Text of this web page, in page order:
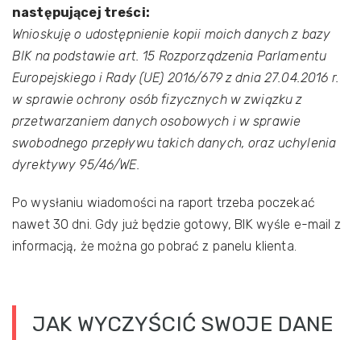
następującej treści:
Wnioskuję o udostępnienie kopii moich danych z bazy
BIK na podstawie art. 15 Rozporządzenia Parlamentu
Europejskiego i Rady (UE) 2016/679 z dnia 27.04.2016 r.
w sprawie ochrony osób fizycznych w związku z
przetwarzaniem danych osobowych i w sprawie
swobodnego przepływu takich danych, oraz uchylenia
dyrektywy 95/46/WE.
Po wysłaniu wiadomości na raport trzeba poczekać
nawet 30 dni. Gdy już będzie gotowy, BIK wyśle e-mail z
informacją, że można go pobrać z panelu klienta.
JAK WYCZYŚCIĆ SWOJE DANE